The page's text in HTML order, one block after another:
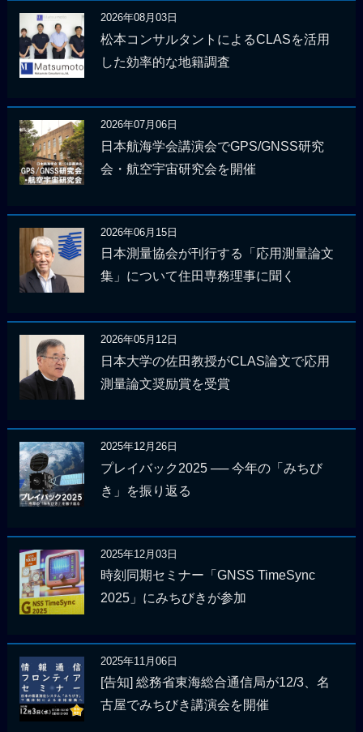
2026年08月03日
松本コンサルタントによるCLASを活用
した効率的な地籍調査
2026年07月06日
日本航海学会講演会でGPS/GNSS研究
会・航空宇宙研究会を開催
2026年06月15日
日本測量協会が刊行する「応用測量論文
集」について住田専務理事に聞く
2026年05月12日
日本大学の佐田教授がCLAS論文で応用
測量論文奨励賞を受賞
2025年12月26日
プレイバック2025 ── 今年の「みちび
き」を振り返る
2025年12月03日
時刻同期セミナー「GNSS TimeSync
2025」にみちびきが参加
2025年11月06日
[告知] 総務省東海総合通信局が12/3、名
古屋でみちびき講演会を開催